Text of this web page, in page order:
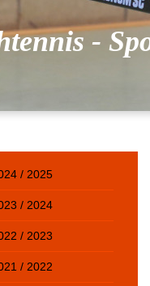
-
/ 2025
/ 2024
/ 2023
/ 2022